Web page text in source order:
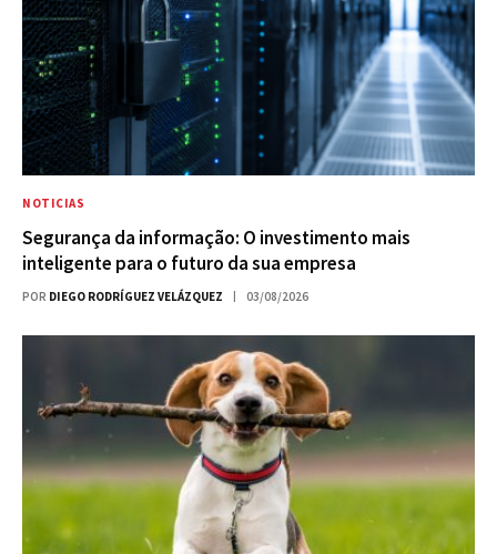
NOTICIAS
Segurança da informação: O investimento mais
inteligente para o futuro da sua empresa
POR DIEGO RODRÍGUEZ VELÁZQUEZ 03/08/2026